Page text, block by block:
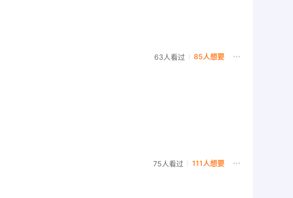
63人看过 85人想要
75人看过 111人想要